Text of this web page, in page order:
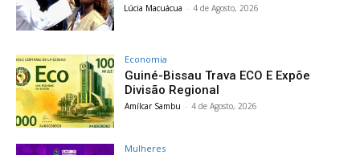
Lúcia Macuácua - 4 de Agosto, 2026
Economia
Guiné-Bissau Trava ECO E Expõe
Divisão Regional
Amílcar Sambu - 4 de Agosto, 2026
Mulheres